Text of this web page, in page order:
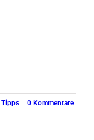
Tipps 0 Kommentare